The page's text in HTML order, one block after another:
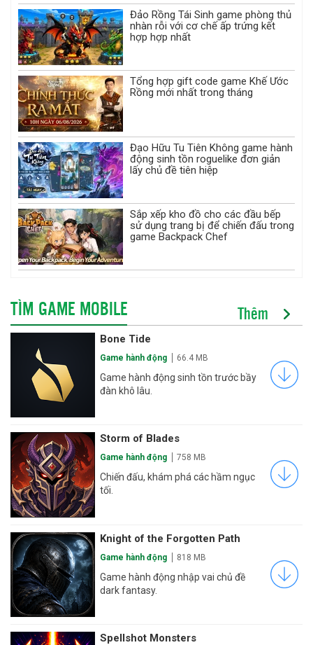
Đảo Rồng Tái Sinh game phòng thủ
nhàn rỗi với cơ chế ấp trứng kết
hợp hợp nhất
Tổng hợp gift code game Khế Ước
Rồng mới nhất trong tháng
Đạo Hữu Tu Tiên Không game hành
động sinh tồn roguelike đơn giản
lấy chủ đề tiên hiệp
Sắp xếp kho đồ cho các đầu bếp
sử dụng trang bị để chiến đấu trong
game Backpack Chef
TÌM GAME MOBILE Thêm
Bone Tide
Game hành động 66.4 MB
Game hành động sinh tồn trước bầy
đàn khô lâu.
Storm of Blades
Game hành động 758 MB
Chiến đấu, khám phá các hầm ngục
tối.
Knight of the Forgotten Path
Game hành động 818 MB
Game hành động nhập vai chủ đề
dark fantasy.
Spellshot Monsters